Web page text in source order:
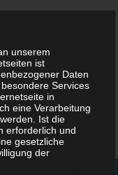
Twitter
unserem
ist
Daten
Services
in
eine Verarbeitung
Ist die
erforderlich und
gesetzliche
der